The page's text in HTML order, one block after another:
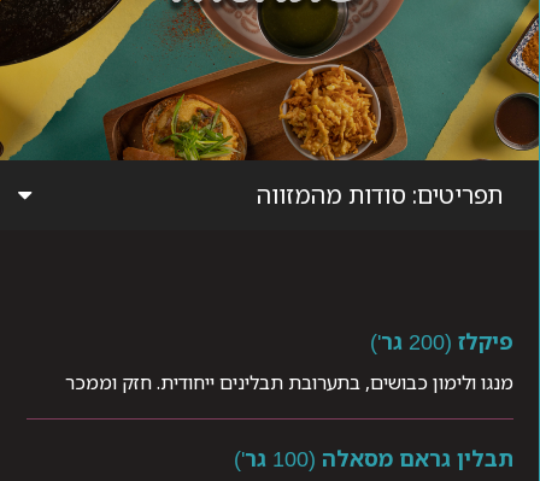
תפריטים: סודות מהמזווה
פיקלז (200 גר')
מנגו ולימון כבושים, בתערובת תבלינים ייחודית. חזק וממכר
תבלין גראם מסאלה (100 גר')